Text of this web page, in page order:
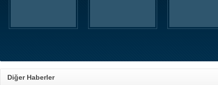
Diğer Haberler